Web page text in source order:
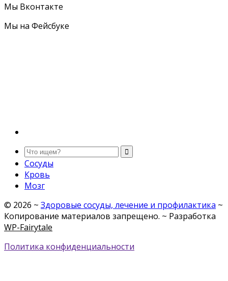
Мы Вконтакте
Мы на Фейсбуке
Сосуды
Кровь
Мозг
© 2026 ~ Здоровые сосуды, лечение и профилактика ~
Копирование материалов запрещено. ~ Разработка
WP-Fairytale
Политика конфиденциальности